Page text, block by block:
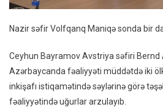
Nazir səfir Volfqanq Maniqə sonda bir
Ceyhun Bayramov Avstriya səfiri Bernd
Azərbaycanda fəaliyyəti müddətdə iki
inkişafı istiqamətində səylərinə görə
fəaliyyətində uğurlar arzulayıb.